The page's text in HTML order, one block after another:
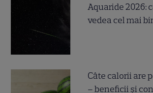
Aquaride 2026:
vedea cel mai
Câte calorii are
– beneficii și